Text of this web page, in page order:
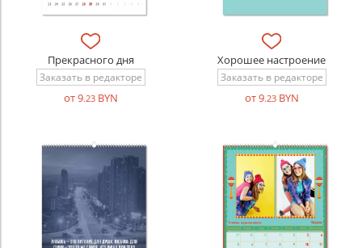
Прекрасного дня
Заказать в редакторе
от 9.23BYN
Хорошее настроение
Заказать в редакторе
от 9.23BYN